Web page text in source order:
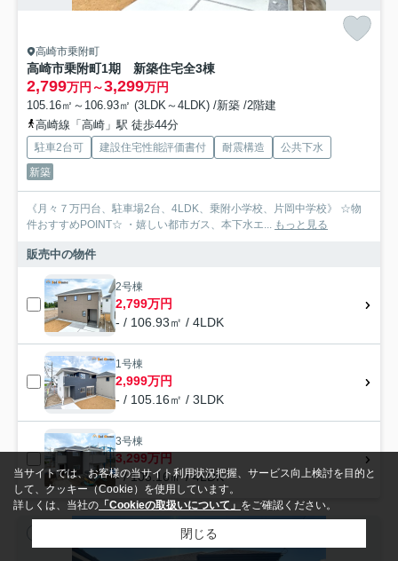
高崎市乗附町
高崎市乗附町1期 新築住宅全3棟
2,799万円～3,299万円
105.16㎡～106.93㎡ (3LDK～4LDK) /新築 /2階建
高崎線「高崎」駅 徒歩44分
駐車2台可 建設住宅性能評価書付 耐震構造
公共下水
新築
《月々７万円台、駐車場2台、4LDK、乗附小学校、片岡中学校》 ☆物
件おすすめPOINT☆ ・嬉しい都市ガス、本下水エ... もっと見る
販売中の物件
2号棟
2,799万円
- / 106.93㎡ / 4LDK
1号棟
2,999万円
- / 105.16㎡ / 3LDK
3号棟
3,299万円
- / 105.16㎡ / 4LDK
当サイトでは、お客様の当サイト利用状況把握、サービス向上検討を目的と
して、クッキー（Cookie）を使用しています。
詳しくは、当社の 「Cookieの取扱いについて」 をご確認ください。
閉じる